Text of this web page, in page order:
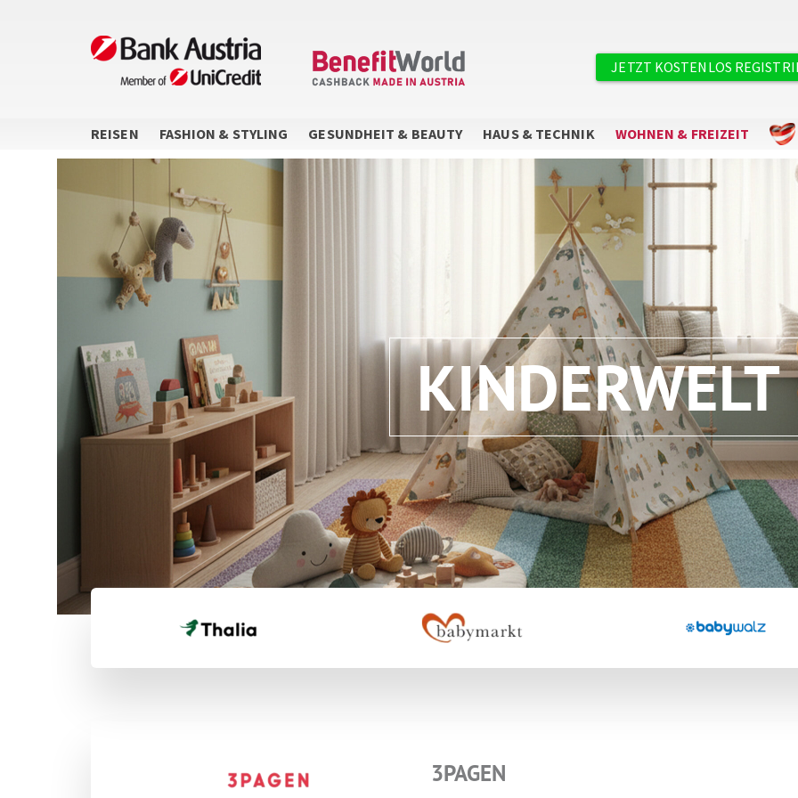
Benutzermenü
JETZT KOSTENLOS
REISEN FASHION & STYLING GESUNDHEIT & BEAUTY HAUS & TECHNIK WOHNEN & FREIZEIT
KINDERWELT
3PAGEN
Sie wollen keine Angebote mehr
verpassen?
Abonnieren Sie unseren Newsletter.
ZUM NEWSLETTER ANMELDEN